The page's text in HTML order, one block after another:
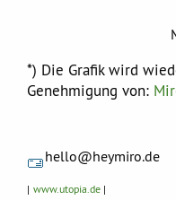
*) Die Grafik wird
Genehmigung von:
hello@heymiro.de
| www.utopia.de |